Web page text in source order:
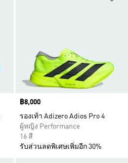
Price
฿8,000
รองเท้า Adizero Adios Pro 4
ผู้หญิง Performance
16 สี
รับส่วนลดพิเศษเพิ่มอีก 30%